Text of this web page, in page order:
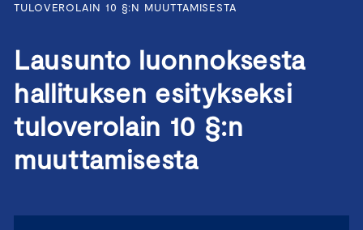
TULOVEROLAIN 10 §:N MUUTTAMISESTA
Lausunto luonnoksesta
hallituksen esitykseksi
tuloverolain 10 §:n
muuttamisesta